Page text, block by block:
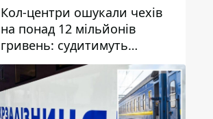
Кол-центри ошукали чехів
на понад 12 мільйонів
гривень: судитимуть
дніпрянина, який
організував
транснаціональну злочинну
організацію